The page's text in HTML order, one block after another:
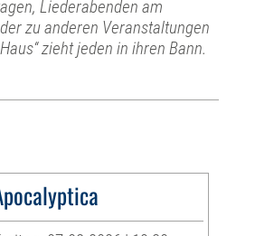
Liederabenden am
zu anderen Veranstaltungen
zieht jeden in ihren Bann.